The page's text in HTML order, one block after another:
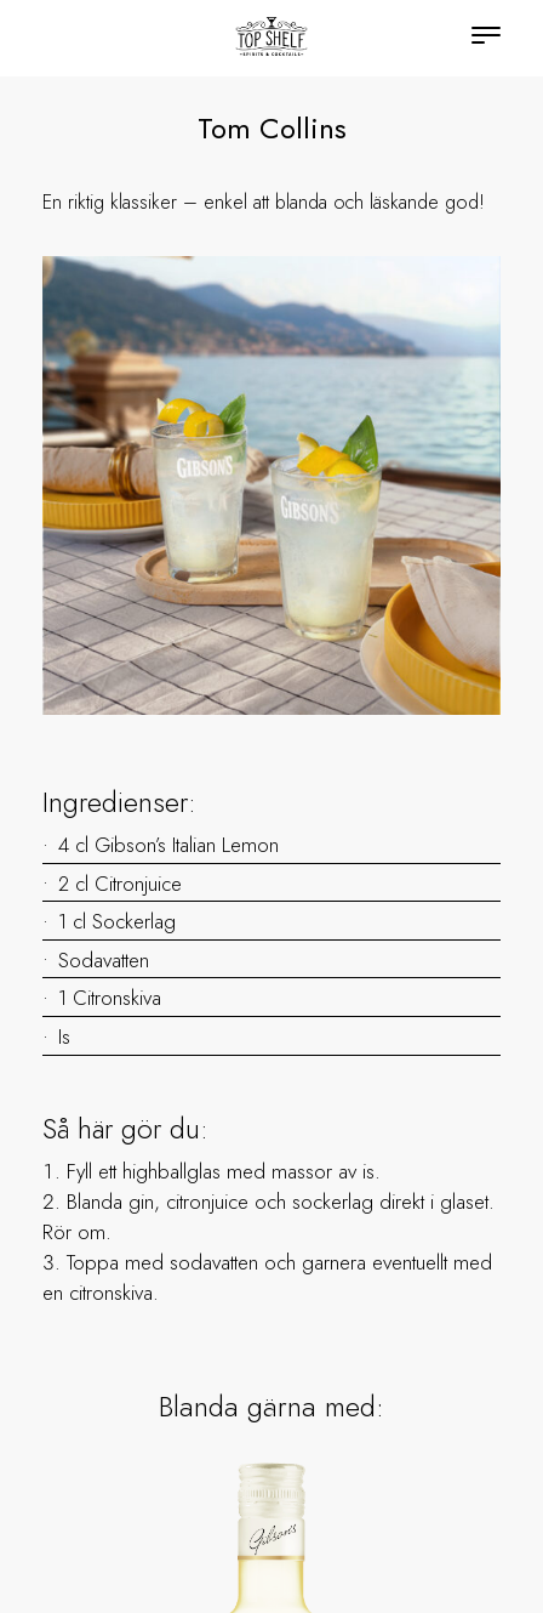
Tom Collins
En riktig klassiker – enkel att blanda och läskande god!
Blanda gärna med:
Ingredienser:
4 cl Gibson’s Italian Lemon
2 cl Citronjuice
1 cl Sockerlag
Sodavatten
1 Citronskiva
Is
Så här gör du:
Fyll ett highballglas med massor av is.
Blanda gin, citronjuice och sockerlag direkt i glaset.
Rör om.
Toppa med sodavatten och garnera eventuellt med
en citronskiva.